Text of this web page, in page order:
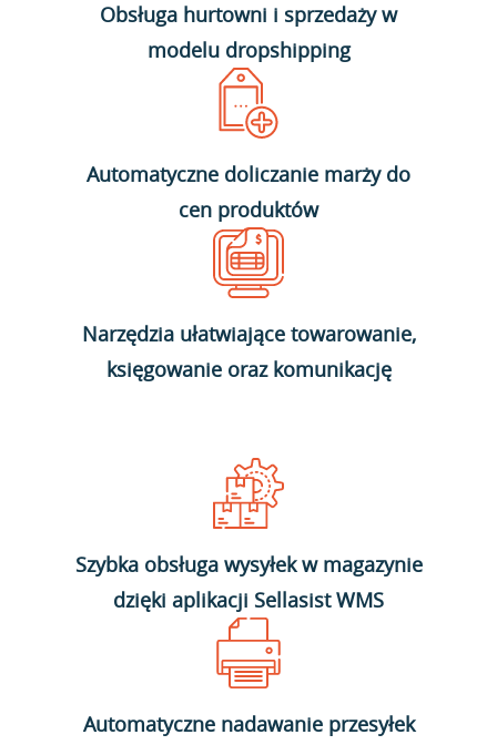
Obsługa hurtowni i sprzedaży w
modelu dropshipping
Automatyczne doliczanie marży do
cen produktów
Narzędzia ułatwiające towarowanie,
księgowanie oraz komunikację
Szybka obsługa wysyłek w magazynie
dzięki aplikacji Sellasist WMS
Automatyczne nadawanie przesyłek